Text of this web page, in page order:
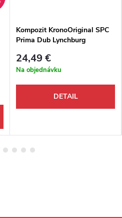
Kompozit KronoOriginal SPC
Prima Dub Lynchburg
24,49 €
Na objednávku
DETAIL